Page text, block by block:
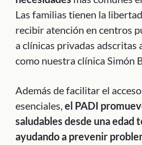
Las familias tienen la
recibir atención en centros
a clínicas privadas adscritas
como nuestra clínica Simón
Además de facilitar el
esenciales,el PADI
saludables desde una edad
ayudando a prevenir